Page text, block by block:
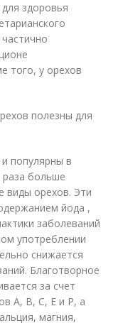
здоровья
того, у орехов
полезны для
популярны в
больше
виды орехов. Эти
йода ,
заболеваний
употреблении
снижается
Благотворное
за счет
А, В, С, Е и Р, а
магния,